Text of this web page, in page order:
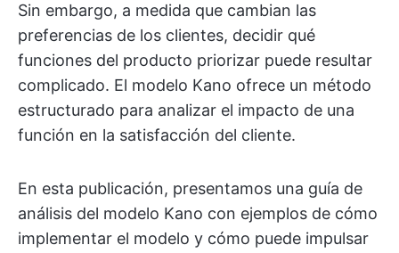
Sin embargo, a medida que cambian las
preferencias de los clientes, decidir qué
funciones del producto priorizar puede resultar
complicado. El modelo Kano ofrece un método
estructurado para analizar el impacto de una
función en la satisfacción del cliente.
En esta publicación, presentamos una guía de
análisis del modelo Kano con ejemplos de cómo
implementar el modelo y cómo puede impulsar